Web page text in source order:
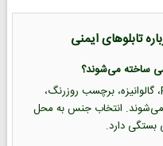
تابلوهای ایمنی
تابلوهای ایمنی معمولاً از متریال PVC، گالوانیزه، برچسب روزرنگ،
انتخاب جنس به محل
دارد.